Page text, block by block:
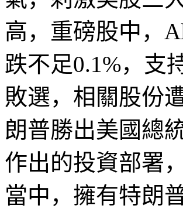
高，重磅股中，
跌不足0.1%，支
敗選，相關股份
朗普勝出美國總
作出的投資部署
當中，擁有特朗